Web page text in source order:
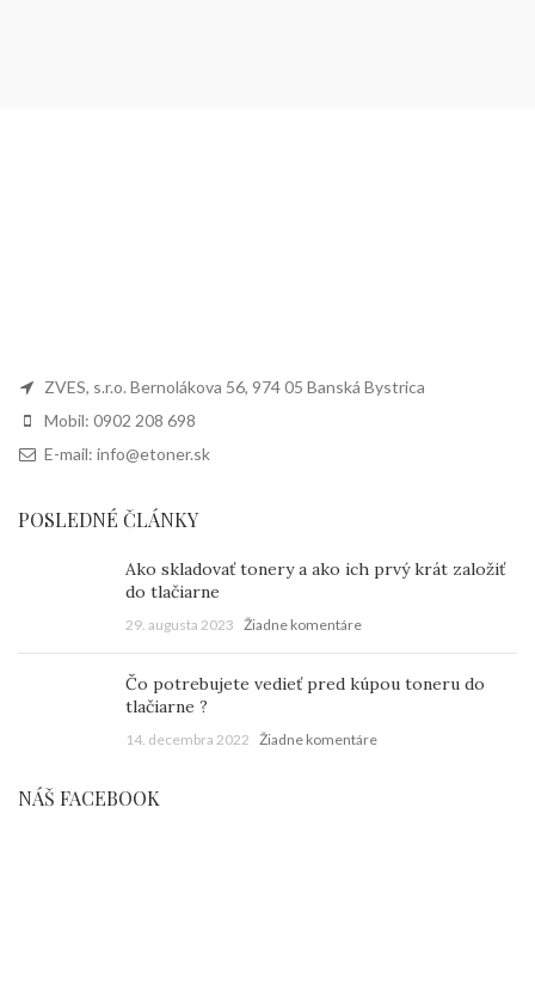
ZVES, s.r.o. Bernolákova 56, 974 05 Banská Bystrica
Mobil: 0902 208 698
E-mail: info@etoner.sk
POSLEDNÉ ČLÁNKY
Ako skladovať tonery a ako ich prvý krát založiť
do tlačiarne
29. augusta 2023 Žiadne komentáre
Čo potrebujete vedieť pred kúpou toneru do
tlačiarne ?
14. decembra 2022 Žiadne komentáre
NÁŠ FACEBOOK